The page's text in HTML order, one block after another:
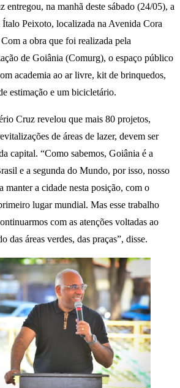
na manhã deste sábado (24/05), a
Peixoto, localizada na Avenida Cora
a obra que foi realizada pela
de Goiânia (Comurg), o espaço público
academia ao ar livre, kit de brinquedos,
estimação e um bicicletário.
Cruz revelou que mais 80 projetos,
de áreas de lazer, devem ser
capital. “Como sabemos, Goiânia é a
e a segunda do Mundo, por isso, nosso
manter a cidade nesta posição, com o
lugar mundial. Mas esse trabalho
com as atenções voltadas ao
das áreas verdes, das praças”, disse.